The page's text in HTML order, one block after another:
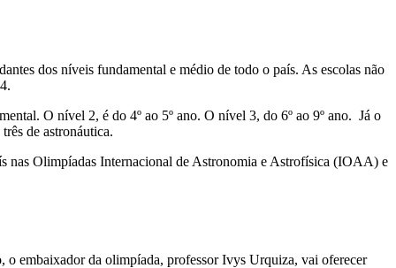
dos níveis fundamental e médio de todo o país. As escolas não
O nível 2, é do 4º ao 5º ano. O nível 3, do 6º ao 9º ano. Já o
de astronáutica.
nas Olimpíadas Internacional de Astronomia e Astrofísica (IOAA) e
o embaixador da olimpíada, professor Ivys Urquiza, vai oferecer